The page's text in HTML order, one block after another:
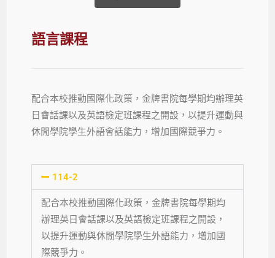
語言課程
配合本校推動國際化政策，金牌書院每學期均辦理英
日會話課以及英語檢定班課程之開設，以提升運動與
休閒學院學生外語會話能力，增加國際競爭力。
114-2
配合本校推動國際化政策，金牌書院每學期均
辦理英日會話課以及英語檢定班課程之開設，
以提升運動與休閒學院學生外語能力，增加國
際競爭力。